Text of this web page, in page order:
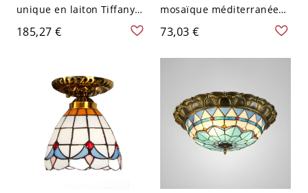
unique en laiton Tiffany
avec coquille et
décoration de bijoux, 5"
185,27 €
mosaïque méditerranéen
beige - 110 V-120 V 30,48
cm Blanc
73,03 €